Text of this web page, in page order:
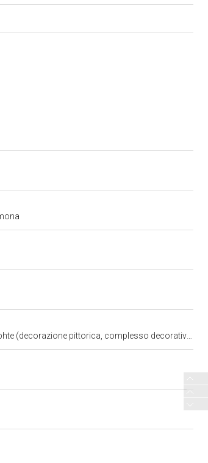
complesso decorativo) di Marone Pietro (fine sec. XVI)